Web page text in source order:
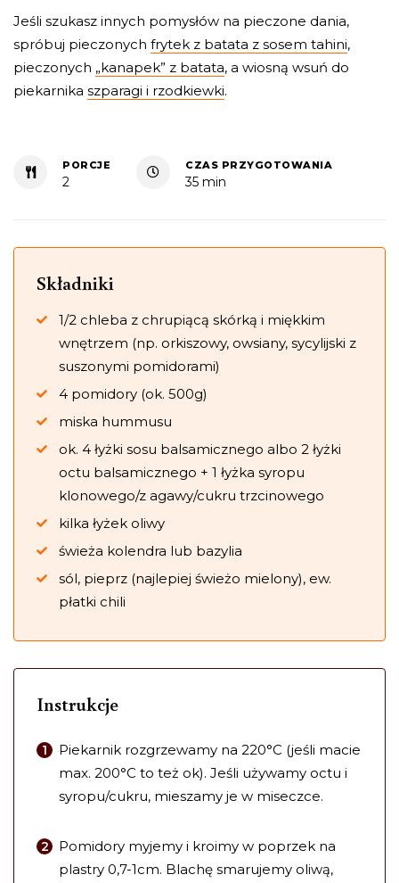
Jeśli szukasz innych pomysłów na pieczone dania,
spróbuj pieczonych frytek z batata z sosem tahini,
pieczonych „kanapek” z batata, a wiosną wsuń do
piekarnika szparagi i rzodkiewki.
PORCJE
2
CZAS PRZYGOTOWANIA
35 min
Składniki
1/2 chleba z chrupiącą skórką i miękkim
wnętrzem (np. orkiszowy, owsiany, sycylijski z
suszonymi pomidorami)
4 pomidory (ok. 500g)
miska hummusu
ok. 4 łyżki sosu balsamicznego albo 2 łyżki
octu balsamicznego + 1 łyżka syropu
klonowego/z agawy/cukru trzcinowego
kilka łyżek oliwy
świeża kolendra lub bazylia
sól, pieprz (najlepiej świeżo mielony), ew.
płatki chili
Instrukcje
Piekarnik rozgrzewamy na 220°C (jeśli macie
max. 200°C to też ok). Jeśli używamy octu i
syropu/cukru, mieszamy je w miseczce.
Pomidory myjemy i kroimy w poprzek na
plastry 0,7-1cm. Blachę smarujemy oliwą,